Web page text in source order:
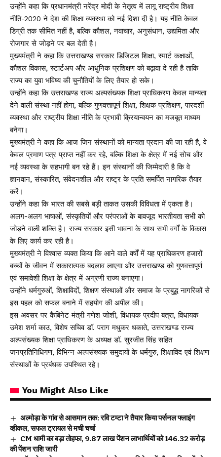
उन्होंने कहा कि प्रधानमंत्री नरेंद्र मोदी के नेतृत्व में लागू राष्ट्रीय शिक्षा
नीति-2020 ने देश की शिक्षा व्यवस्था को नई दिशा दी है। यह नीति केवल
डिग्री तक सीमित नहीं है, बल्कि कौशल, नवाचार, अनुसंधान, उद्यमिता और
रोजगार से जोड़ने पर बल देती है।
मुख्यमंत्री ने कहा कि उत्तराखण्ड सरकार डिजिटल शिक्षा, स्मार्ट कक्षाओं,
कौशल विकास, स्टार्टअप और आधुनिक प्रशिक्षण को बढ़ावा दे रही है ताकि
राज्य का युवा भविष्य की चुनौतियों के लिए तैयार हो सके।
उन्होंने कहा कि उत्तराखण्ड राज्य अल्पसंख्यक शिक्षा प्राधिकरण केवल मान्यता
देने वाली संस्था नहीं होगा, बल्कि गुणवत्तापूर्ण शिक्षा, शिक्षक प्रशिक्षण, पारदर्शी
व्यवस्था और राष्ट्रीय शिक्षा नीति के प्रभावी क्रियान्वयन का मजबूत माध्यम
बनेगा।
मुख्यमंत्री ने कहा कि आज जिन संस्थानों को मान्यता प्रदान की जा रही है, वे
केवल प्रमाण पत्र प्राप्त नहीं कर रहे, बल्कि शिक्षा के क्षेत्र में नई सोच और
नई व्यवस्था के सहभागी बन रहे हैं। इन संस्थानों की जिम्मेदारी है कि वे
ज्ञानवान, संस्कारित, संवेदनशील और राष्ट्र के प्रति समर्पित नागरिक तैयार
करें।
उन्होंने कहा कि भारत की सबसे बड़ी ताकत उसकी विविधता में एकता है।
अलग-अलग भाषाओं, संस्कृतियों और परंपराओं के बावजूद भारतीयता सभी को
जोड़ने वाली शक्ति है। राज्य सरकार इसी भावना के साथ सभी वर्गों के विकास
के लिए कार्य कर रही है।
मुख्यमंत्री ने विश्वास व्यक्त किया कि आने वाले वर्षों में यह प्राधिकरण हजारों
बच्चों के जीवन में सकारात्मक बदलाव लाएगा और उत्तराखण्ड को गुणवत्तापूर्ण
एवं समावेशी शिक्षा के क्षेत्र में अग्रणी राज्य बनाएगा।
उन्होंने धर्मगुरुओं, शिक्षाविदों, शिक्षण संस्थाओं और समाज के प्रबुद्ध नागरिकों से
इस पहल को सफल बनाने में सहयोग की अपील की।
इस अवसर पर कैबिनेट मंत्री गणेश जोशी, विधायक प्रदीप बत्रा, विधायक
उमेश शर्मा काउ, विशेष सचिव डॉ. पराग मधुकर धकाते, उत्तराखण्ड राज्य
अल्पसंख्यक शिक्षा प्राधिकरण के अध्यक्ष डॉ. सुरजीत सिंह सहित
जनप्रतिनिधिगण, विभिन्न अल्पसंख्यक समुदायों के धर्मगुरु, शिक्षाविद एवं शिक्षण
संस्थाओं के प्रबंधक उपस्थित रहे।
You Might Also Like
अल्मोड़ा के गांव से आसमान तक: रवि टम्टा ने तैयार किया पर्सनल फ्लाइंग
व्हीकल, सफल ट्रायल से मची चर्चा
CM धामी का बड़ा तोहफा, 9.87 लाख पेंशन लाभार्थियों को ₹146.32 करोड़
की पेंशन राशि जारी